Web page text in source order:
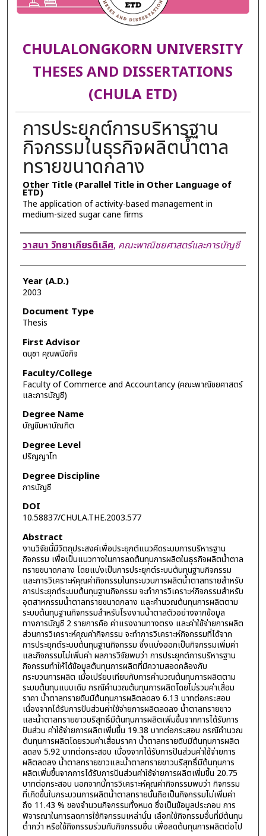
CHULALONGKORN UNIVERSITY
THESES AND DISSERTATIONS
(CHULA ETD)
การประยุกต์การบริหารฐาน
กิจกรรมในธุรกิจผลิตน้ำตาล
ทรายขนาดกลาง
Other Title (Parallel Title in Other Language of
ETD)
The application of activity-based management in
medium-sized sugar cane firms
Author
วาสนา วิทยาเกียรติเลิศ, คณะพาณิชยศาสตร์และการบัญชี
Year (A.D.)
2003
Document Type
Thesis
First Advisor
ดนุชา คุณพนิชกิจ
Faculty/College
Faculty of Commerce and Accountancy (คณะพาณิชยศาสตร์
และการบัญชี)
Degree Name
บัญชีมหาบัณฑิต
Degree Level
ปริญญาโท
Degree Discipline
การบัญชี
DOI
10.58837/CHULA.THE.2003.577
Abstract
งานวิจัยนี้มีวัตถุประสงค์เพื่อประยุกต์แนวคิดระบบการบริหารฐาน
กิจกรรม เพื่อเป็นแนวทางในการลดต้นทุนการผลิตในธุรกิจผลิตน้ำตาล
ทรายขนาดกลาง โดยแบ่งเป็นการประยุกต์ระบบต้นทุนฐานกิจกรรม
และการวิเคราะห์คุณค่ากิจกรรมในกระบวนการผลิตน้ำตาลทรายสำหรับ
การประยุกต์ระบบต้นทุนฐานกิจกรรม จะทำการวิเคราะห์กิจกรรมสำหรับ
อุตสาหกรรมน้ำตาลทรายขนาดกลาง และคำนวณต้นทุนการผลิตตาม
ระบบต้นทุนฐานกิจกรรมสำหรับโรงงานน้ำตาลตัวอย่างจากข้อมูล
ทางการบัญชี 2 รายการคือ ค่าแรงงานทางตรง และค่าใช้จ่ายการผลิต
ส่วนการวิเคราะห์คุณค่ากิจกรรม จะทำการวิเคราะห์กิจกรรมที่ได้จาก
การประยุกต์ระบบต้นทุนฐานกิจกรรม ซึ่งแบ่งออกเป็นกิจกรรมเพิ่มค่า
และกิจกรรมไม่เพิ่มค่า ผลการวิจัยพบว่า การประยุกต์การบริหารฐาน
กิจกรรมทำให้ได้ข้อมูลต้นทุนการผลิตที่มีความสอดคล้องกับ
กระบวนการผลิต เมื่อเปรียบเทียบกับการคำนวณต้นทุนการผลิตตาม
ระบบต้นทุนแบบเดิม กรณีคำนวณต้นทุนการผลิตโดยไม่รวมค่าเสื่อม
ราคา น้ำตาลทรายดิบมีต้นทุนการผลิตลดลง 6.13 บาทต่อกระสอบ
เนื่องจากได้รับการปันส่วนค่าใช้จ่ายการผลิตลดลง น้ำตาลทรายขาว
และน้ำตาลทรายขาวบริสุทธิ์มีต้นทุนการผลิตเพิ่มขึ้นจากการได้รับการ
ปันส่วน ค่าใช้จ่ายการผลิตเพิ่มขึ้น 19.38 บาทต่อกระสอบ กรณีคำนวณ
ต้นทุนการผลิตโดยรวมค่าเสื่อมราคา น้ำตาลทรายดิบมีต้นทุนการผลิต
ลดลง 5.92 บาทต่อกระสอบ เนื่องจากได้รับการปันส่วนค่าใช้จ่ายการ
ผลิตลดลง น้ำตาลทรายขาวและน้ำตาลทรายขาวบริสุทธิ์มีต้นทุนการ
ผลิตเพิ่มขึ้นจากการได้รับการปันส่วนค่าใช้จ่ายการผลิตเพิ่มขึ้น 20.75
บาทต่อกระสอบ นอกจากนี้การวิเคราะห์คุณค่ากิจกรรมพบว่า กิจกรรม
ที่เกิดขึ้นในกระบวนการผลิตน้ำตาลทรายนั้นถือเป็นกิจกรรมไม่เพิ่มค่า
ถึง 11.43 % ของจำนวนกิจกรรมทั้งหมด ซึ่งเป็นข้อมูลประกอบ การ
พิจารณาในการลดการใช้กิจกรรมเหล่านั้น เลือกใช้กิจกรรมอื่นที่มีต้นทุน
ต่ำกว่า หรือใช้กิจกรรมร่วมกับกิจกรรมอื่น เพื่อลดต้นทุนการผลิตต่อไป